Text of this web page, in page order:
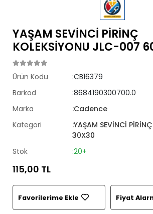
YAŞAM SEVİNCİ PİRİNÇ
KOLEKSİYONU JLC-007
Ürün Kodu
:CB16379
Barkod
:8684190300700.0
Marka
:Cadence
Kategori
:YAŞAM SEVİNCİ
30X30
Stok
:20+
115,00 TL
Favorilerime Ekle Fiyat